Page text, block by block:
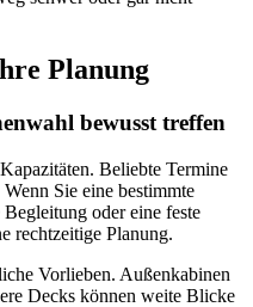
Planung
bewusst treffen
Beliebte Termine
Sie eine bestimmte
oder eine feste
rechtzeitige Planung.
Vorlieben. Außenkabinen
Decks können weite Blicke